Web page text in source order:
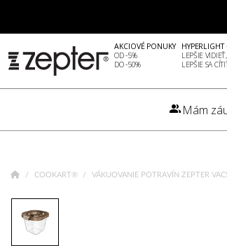
AKCIOVÉ PONUKY
OD -5%
DO -50%
HYPERLIGHT
LEPŠIE VIDIEŤ,
LEPŠIE SA
Mám
COOKART® VÁKUOVANIE POTRAVÍN ZEPTER